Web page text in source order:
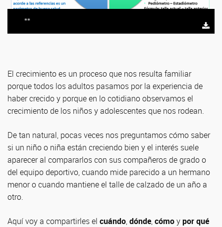
**
El crecimiento es un proceso que nos resulta familiar
porque todos los adultos pasamos por la experiencia de
haber crecido y porque en lo cotidiano observamos el
crecimiento de los niños y adolescentes que nos rodean.
De tan natural, pocas veces nos preguntamos cómo saber
si un niño o niña están creciendo bien y el interés suele
aparecer al compararlos con sus compañeros de grado o
del equipo deportivo, cuando mide parecido a un hermano
menor o cuando mantiene el talle de calzado de un año a
otro.
Aquí voy a compartirles el cuándo,dónde,cómoypor qué